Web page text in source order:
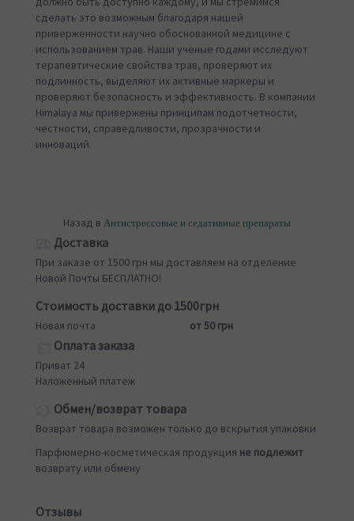
сделать это возможным благодаря нашей
приверженности научно обоснованной медицине с
использованием трав. Наши ученые годами исследуют
терапевтические свойства трав, проверяют их
подлинность, выделяют их активные маркеры и
проверяют безопасность и эффективность. В компании
Himalaya мы привержены принципам подотчетности,
честности, справедливости, прозрачности и
инноваций.
Назад в Антистрессовые и седативные препараты
Доставка
При заказе от 1500 грн мы доставляем на отделение
Новой Почты БЕСПЛАТНО!
Стоимость доставки до 1500грн
Новая почта от 50 грн
Оплата заказа
Приват 24
Наложенный платеж
Обмен/возврат товара
Возврат товара возможен только до вскрытия упаковки
Парфюмерно-косметическая продукция не подлежит
возврату или обмену
Отзывы